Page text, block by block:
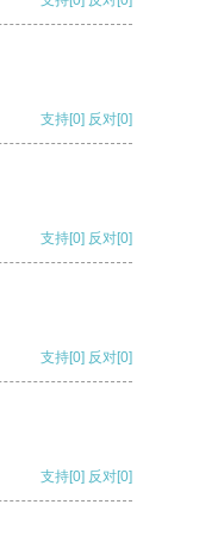
支持[0] 反对[0]
支持[0] 反对[0]
支持[0] 反对[0]
支持[0] 反对[0]